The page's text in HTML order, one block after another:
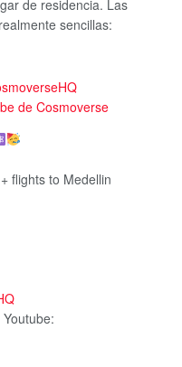
de residencia. Las
sencillas:
de Cosmoverse
flights to Medellin